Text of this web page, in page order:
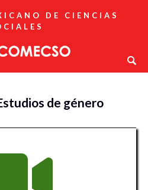
DE CIENCIAS
de género